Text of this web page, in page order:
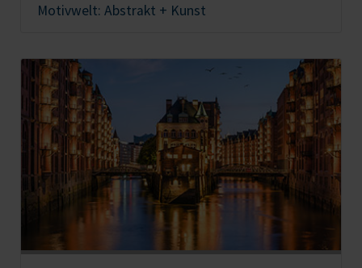
Motivwelt: Abstrakt + Kunst